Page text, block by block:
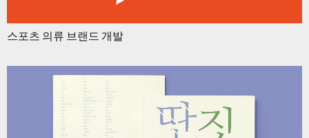
스포츠 의류 브랜드 개발